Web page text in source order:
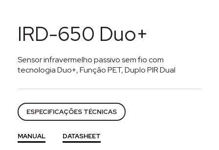
IRD-650 Duo+
Sensor infravermelho passivo sem fio com
tecnologia Duo+, Função PET, Duplo PIR Dual
ESPECIFICAÇÕES TÉCNICAS
MANUAL DATASHEET